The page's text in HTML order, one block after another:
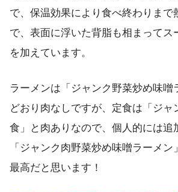
で、保温効果により食べ終わりまで
で、表面に浮いた背脂も相まってス
を加えています。
ラーメンは「ジャンク野菜炒め味噌
どおり肉なしですが、定食は「ジャ
食」と肉ありなので、個人的には追
「ジャンク肉野菜炒め味噌ラーメ
最高だと思います！